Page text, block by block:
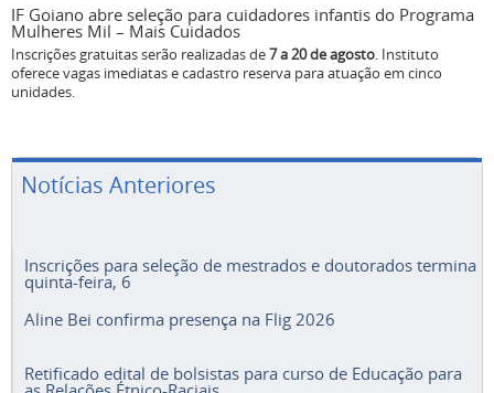
IF Goiano abre seleção para cuidadores infantis do Programa
Mulheres Mil – Mais Cuidados
Inscrições gratuitas serão realizadas de7 a 20 de agosto. Instituto
oferece vagas imediatas e cadastro reserva para atuação em cinco
unidades.
Notícias Anteriores
Inscrições para seleção de mestrados e doutorados termina
quinta-feira, 6
Aline Bei confirma presença na Flig 2026
Retificado edital de bolsistas para curso de Educação para